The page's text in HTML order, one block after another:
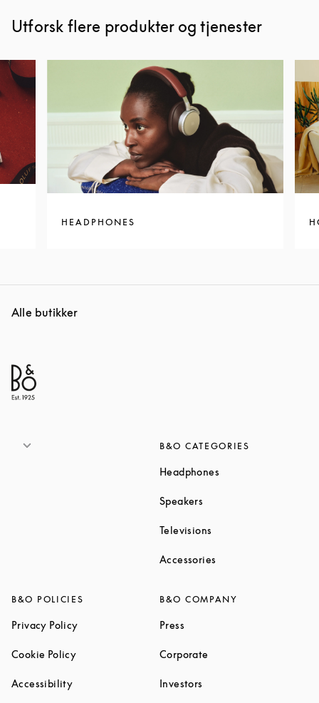
Utforsk flere produkter og tjenester
HEADPHONES
Alle butikker
B&O CATEGORIES
Headphones
Speakers
Televisions
Accessories
B&O POLICIES
Privacy PolicyLink Opens in New Tab
Cookie PolicyLink Opens in New Tab
AccessibilityLink Opens in New Tab
B&O COMPANY
Press
Corporate
Investors